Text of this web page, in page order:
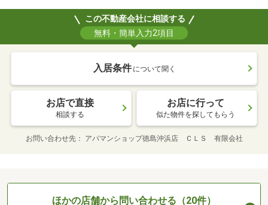
この不動産会社に相談する
無料・簡単入力2項目
入居条件 について聞く
お店で直接
相談する
お店に行って
似た物件を探してもらう
お問い合わせ先 アパマンショップ徳島沖浜店 ＣＬＳ 有限会社
ほかの店舗から問い合わせる（20件）